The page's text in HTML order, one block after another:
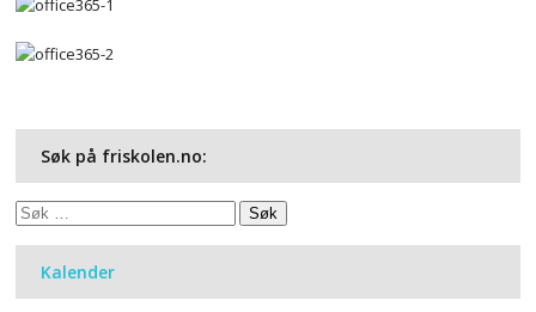
Søk på friskolen.no:
Søk
Kalender